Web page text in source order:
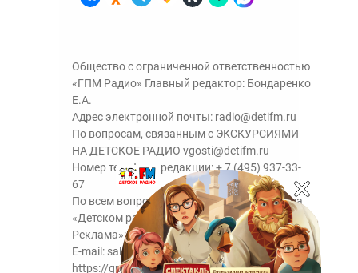
Общество с ограниченной ответственностью
«ГПМ Радио» Главный редактор: Бондаренко
Е.А.
Адрес электронной почты: radio@detifm.ru
По вопросам, связанным с ЭКСКУРСИЯМИ
НА ДЕТСКОЕ РАДИО vgosti@detifm.ru
Номер телефона редакции:+ 7 (495) 937-33-
67
По всем вопросам размещения рекламы на
«Детском радио» - сейлз-хаус «ГПМ
Реклама»:+7 (495) 921-40-41
E-mail: sales@gazprom-media.ru
https://gpmsaleshouse.ru/